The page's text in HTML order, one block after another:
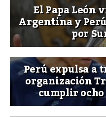
El Papa León
Argentina y
por
Perú expulsa a
organización
cumplir